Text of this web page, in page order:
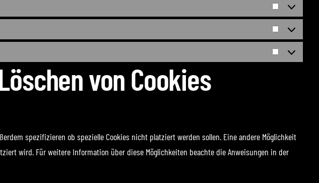
von Cookies
spezifizieren ob spezielle Cookies nicht platziert werden sollen. Eine andere Möglichkeit
wird. Für weitere Information über diese Möglichkeiten beachte die Anweisungen in der